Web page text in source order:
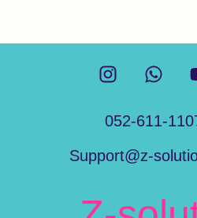
Support@z-